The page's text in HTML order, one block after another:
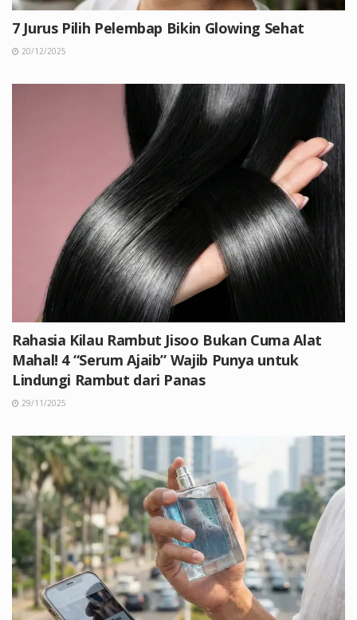
7 Jurus Pilih Pelembap Bikin Glowing Sehat
20/12/2025
Rahasia Kilau Rambut Jisoo Bukan Cuma Alat
Mahal! 4 “Serum Ajaib” Wajib Punya untuk
Lindungi Rambut dari Panas
29/11/2025